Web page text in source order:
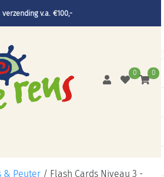
v.a. €100,-
0 0
& Peuter / Flash Cards Niveau 3 -